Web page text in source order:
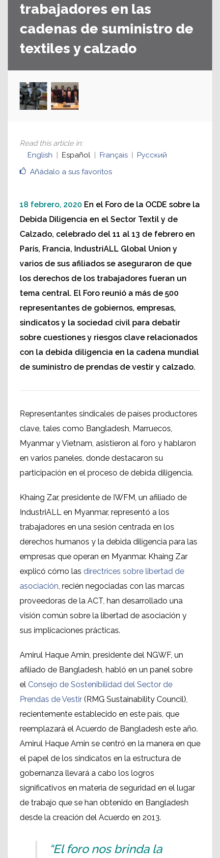
trabajadores en las
cadenas de suministro de
textiles y calzado
Añádalo a sus favoritos
Read this article in:
English
Español Français Русский
18 febrero, 2020 En el Foro de la OCDE sobre la
Debida Diligencia en el Sector Textil y de
Calzado, celebrado del 11 al 13 de febrero en
París, Francia, IndustriALL Global Union y
varios de sus afiliados se aseguraron de que
los derechos de los trabajadores fueran un
tema central. El Foro reunió a más de 500
representantes de gobiernos, empresas,
sindicatos y la sociedad civil para debatir
sobre cuestiones y riesgos clave relacionados
con la debida diligencia en la cadena mundial
de suministro de prendas de vestir y calzado.
Representantes sindicales de países productores
clave, tales como Bangladesh, Marruecos,
Myanmar y Vietnam, asistieron al foro y hablaron
en varios paneles, donde destacaron su
participación en el proceso de debida diligencia.
Khaing Zar, presidente de IWFM, un afiliado de
IndustriALL en Myanmar, representó a los
trabajadores en una sesión centrada en los
derechos humanos y la debida diligencia para las
empresas que operan en Myanmar. Khaing Zar
explicó cómo las directrices sobre libertad de
asociación, recién negociadas con las marcas
proveedoras de la ACT, han desarrollado una
visión común sobre la libertad de asociación y
sus implicaciones prácticas.
Amirul Haque Amin, presidente del NGWF, un
afiliado de Bangladesh, habló en un panel sobre
el Consejo de Sostenibilidad del Sector de
Prendas de Vestir (RMG Sustainability Council),
recientemente establecido en este país, que
reemplazará el Acuerdo de Bangladesh este año.
Amirul Haque Amin se centró en la manera en que
el papel de los sindicatos en la estructura de
gobernanza llevará a cabo los logros
significativos en materia de seguridad en el lugar
de trabajo que se han obtenido en Bangladesh
desde la creación del Acuerdo en 2013.
“El foro nos brinda la